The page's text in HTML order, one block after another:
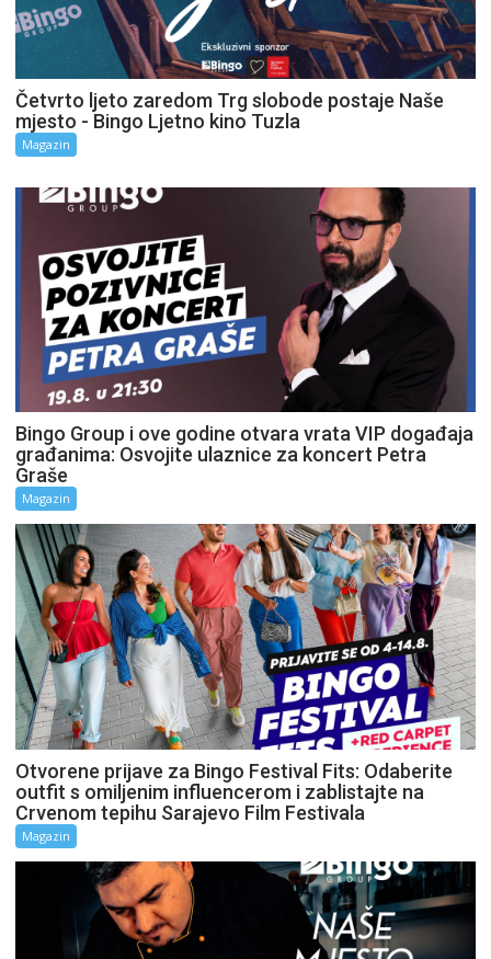
Četvrto ljeto zaredom Trg slobode postaje Naše
mjesto - Bingo Ljetno kino Tuzla
Magazin
Bingo Group i ove godine otvara vrata VIP događaja
građanima: Osvojite ulaznice za koncert Petra
Graše
Magazin
Otvorene prijave za Bingo Festival Fits: Odaberite
outfit s omiljenim influencerom i zablistajte na
Crvenom tepihu Sarajevo Film Festivala
Magazin